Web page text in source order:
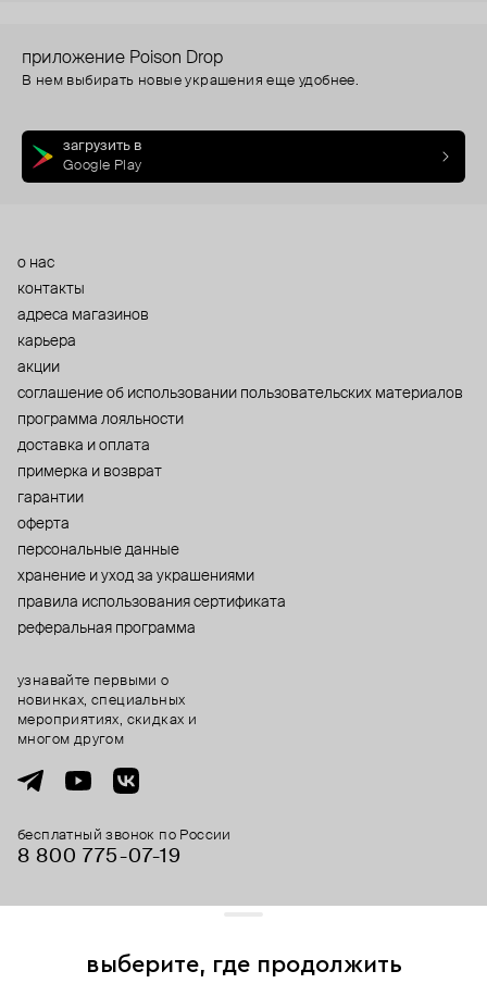
приложение Poison Drop
В нем выбирать новые украшения еще удобнее.
загрузить в
Google Play
о нас
контакты
адреса магазинов
карьера
акции
cоглашение об использовании пользовательских материалов
программа лояльности
доставка и оплата
примерка и возврат
гарантии
оферта
персональные данные
хранение и уход за украшениями
правила использования сертификата
реферальная программа
бесплатный звонок по России
8 800 775⁠-07⁠-19
узнавайте первыми о
новинках, специальных
мероприятиях, скидках и
многом другом
выберите, где продолжить